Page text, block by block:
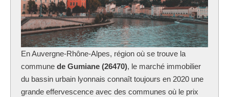
En Auvergne-Rhône-Alpes, région où se trouve la
commune de Gumiane (26470), le marché immobilier
du bassin urbain lyonnais connaît toujours en 2020 une
grande effervescence avec des communes où le prix